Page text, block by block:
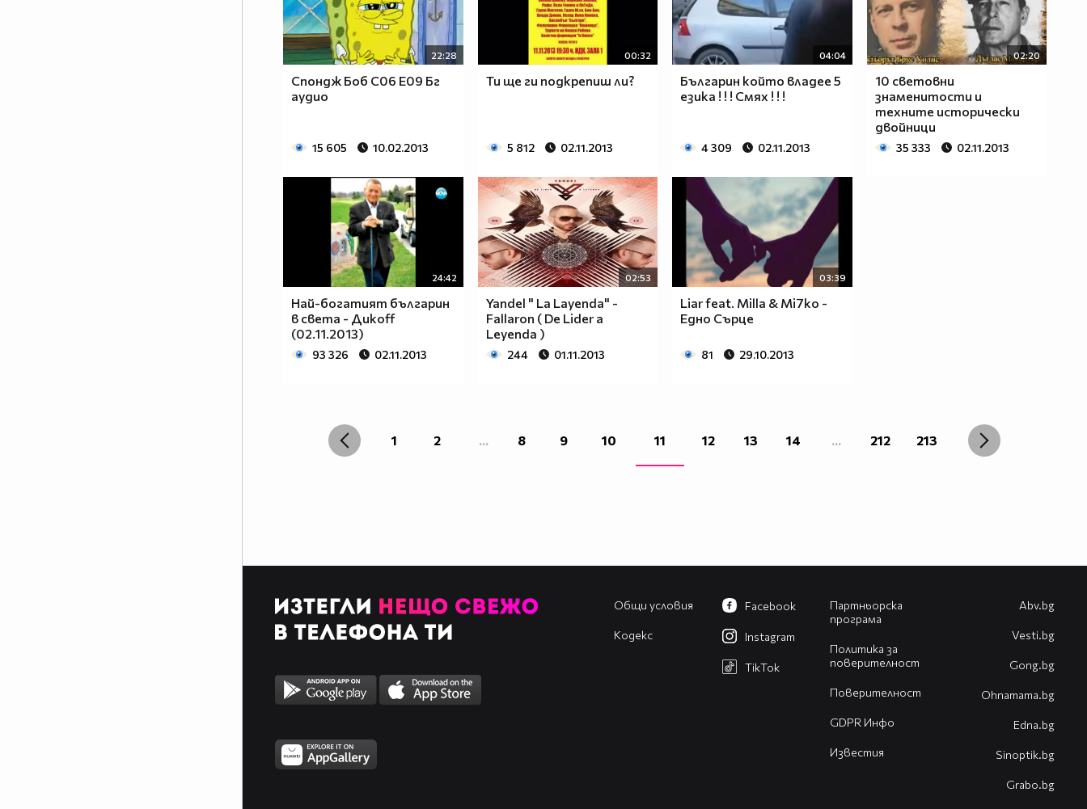
22:28
Спондж Боб С06 Е09 Бг
аудио
15 605 10.02.2013
00:32
Ти ще ги подкрепиш ли?
5 812 02.11.2013
04:04
Българин който владее 5
езика ! ! ! Смях ! ! !
4 309 02.11.2013
02:20
10 световни
знаменитости и
техните исторически
двойници
35 333 02.11.2013
24:42
Най-богатият българин
в света - Дикoff
(02.11.2013)
93 326 02.11.2013
02:53
Yandel " La Layenda" -
Fallaron ( De Lider a
Leyenda )
244 01.11.2013
03:39
Liar feat. Milla & Mi7ko -
Едно Сърце
81 29.10.2013
1 2 ... 8 9 10 11 12 13 14 ... 212 213
Общи условия
Кодекс
Партньорска
програма
Политика за
поверителност
Поверителност
GDPR Инфо
Известия
Facebook
Instagram
TikTok
Abv.bg
Vesti.bg
Gong.bg
Оhnamama.bg
Edna.bg
Sinoptik.bg
Grabo.bg